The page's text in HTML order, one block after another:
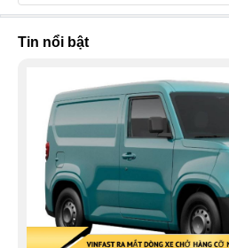
Tin nổi bật